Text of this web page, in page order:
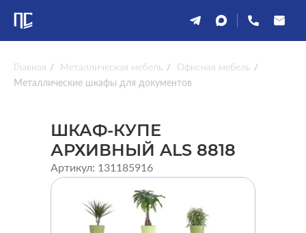
Главная / Металлическая мебель / Офисная мебель /
Металлические шкафы для документов
ШКАФ-КУПЕ
АРХИВНЫЙ ALS 8818
Артикул: 131185916